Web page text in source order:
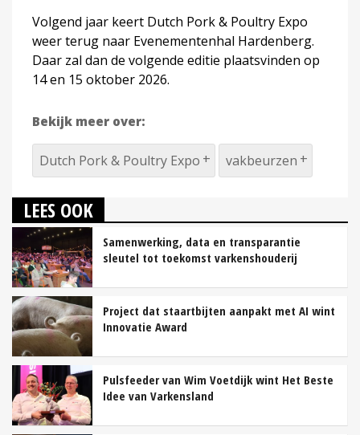
Volgend jaar keert Dutch Pork & Poultry Expo
weer terug naar Evenementenhal Hardenberg.
Daar zal dan de volgende editie plaatsvinden op
14 en 15 oktober 2026.
Bekijk meer over:
Dutch Pork & Poultry Expo vakbeurzen
LEES OOK
Samenwerking, data en transparantie
sleutel tot toekomst varkenshouderij
Project dat staartbijten aanpakt met AI wint
Innovatie Award
Pulsfeeder van Wim Voetdijk wint Het Beste
Idee van Varkensland